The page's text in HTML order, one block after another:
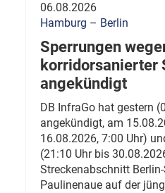
06.08.2026
Hamburg – Berlin
Sperrungen
korridorsanierter
angekündigt
DB InfraGo hat gestern
angekündigt, am
16.08.2026, 7:00 Uhr)
(21:10 Uhr bis
Streckenabschnitt
Paulinenaue auf der